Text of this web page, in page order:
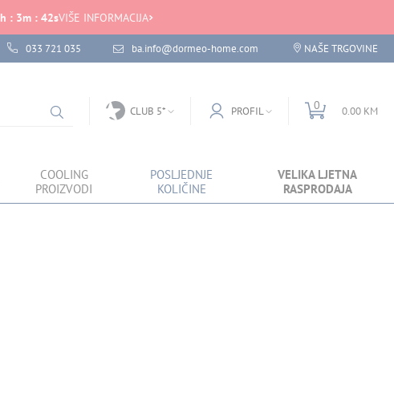
h : 3m : 42sVIŠE INFORMACIJA
033 721 035 ba.info@dormeo-home.com NAŠE TRGOVINE
CLUB 5* PROFIL 0 0.00 KM
COOLING
PROIZVODI
POSLJEDNJE
KOLIČINE
VELIKA LJETNA
RASPRODAJA